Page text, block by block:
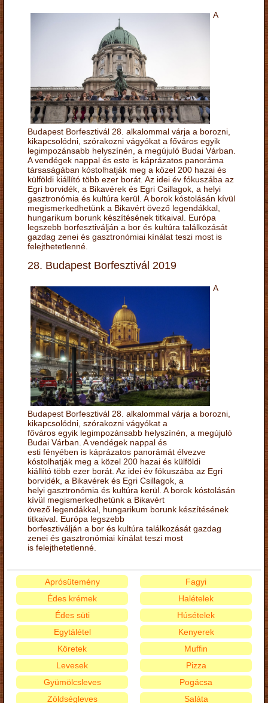
A
Budapest Borfesztivál 28. alkalommal várja a borozni,
kikapcsolódni, szórakozni vágyókat a főváros egyik
legimpozánsabb helyszínén, a megújuló Budai Várban.
A vendégek nappal és este is káprázatos panoráma
társaságában kóstolhatják meg a közel 200 hazai és
külföldi kiállító több ezer borát. Az idei év fókuszába az
Egri borvidék, a Bikavérek és Egri Csillagok, a helyi
gasztronómia és kultúra kerül. A borok kóstolásán kívül
megismerkedhetünk a Bikavért övező legendákkal,
hungarikum borunk készítésének titkaival. Európa
legszebb borfesztiválján a bor és kultúra találkozását
gazdag zenei és gasztronómiai kínálat teszi most is
felejthetetlenné.
28. Budapest Borfesztivál 2019
A
Budapest Borfesztivál 28. alkalommal várja a borozni,
kikapcsolódni, szórakozni vágyókat a
főváros egyik legimpozánsabb helyszínén, a megújuló
Budai Várban. A vendégek nappal és
esti fényében is káprázatos panorámát élvezve
kóstolhatják meg a közel 200 hazai és külföldi
kiállító több ezer borát. Az idei év fókuszába az Egri
borvidék, a Bikavérek és Egri Csillagok, a
helyi gasztronómia és kultúra kerül. A borok kóstolásán
kívül megismerkedhetünk a Bikavért
övező legendákkal, hungarikum borunk készítésének
titkaival. Európa legszebb
borfesztiválján a bor és kultúra találkozását gazdag
zenei és gasztronómiai kínálat teszi most
is felejthetetlenné.
Aprósütemény
Édes krémek
Édes süti
Egytálétel
Fagyi
Halételek
Húsételek
Kenyerek
Köretek
Levesek
Gyümölcsleves
Zöldségleves
Muffin
Pizza
Pogácsa
Saláta